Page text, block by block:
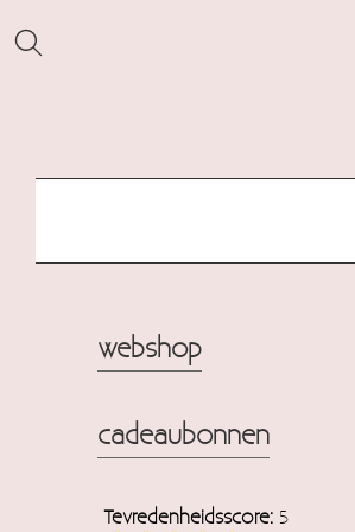
webshop
cadeaubonnen
Tevredenheidsscore: 5